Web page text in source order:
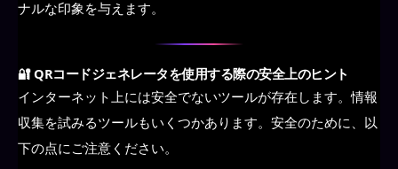
ナルな印象を与えます。
🔐 QRコードジェネレータを使用する際の安全上のヒント
インターネット上には安全でないツールが存在します。情報
収集を試みるツールもいくつかあります。安全のために、以
下の点にご注意ください。